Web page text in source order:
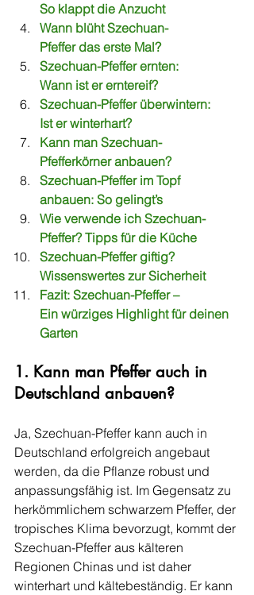
So klappt die Anzucht
Wann blüht Szechuan-
Pfeffer das erste Mal?
Szechuan-Pfeffer ernten:
Wann ist er erntereif?
Szechuan-Pfeffer überwintern:
Ist er winterhart?
Kann man Szechuan-
Pfefferkörner anbauen?
Szechuan-Pfeffer im Topf
anbauen: So gelingt’s
Wie verwende ich Szechuan-
Pfeffer? Tipps für die Küche
Szechuan-Pfeffer giftig?
Wissenswertes zur Sicherheit
Fazit: Szechuan-Pfeffer –
Ein würziges Highlight für deinen
Garten
1. Kann man Pfeffer auch in
Deutschland anbauen?
Ja, Szechuan-Pfeffer kann auch in
Deutschland erfolgreich angebaut
werden, da die Pflanze robust und
anpassungsfähig ist. Im Gegensatz zu
herkömmlichem schwarzem Pfeffer, der
tropisches Klima bevorzugt, kommt der
Szechuan-Pfeffer aus kälteren
Regionen Chinas und ist daher
winterhart und kältebeständig. Er kann